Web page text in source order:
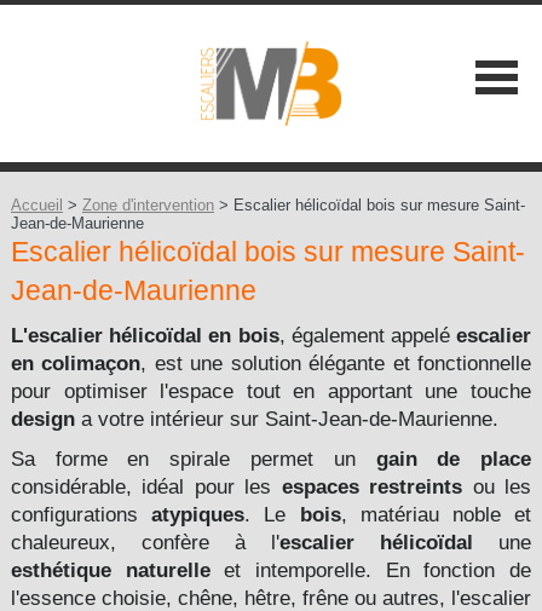
NOS ATOUTS
NOS GAMMES
Les Classiques +
Les Contemporains +
Les Balustrades +
Les Extérieures
Les Design +
CONTACT
Accueil > Zone d'intervention> Escalier hélicoïdal bois sur mesure Saint-
Jean-de-Maurienne
Escalier hélicoïdal bois sur mesure Saint-
Jean-de-Maurienne
L'escalier hélicoïdal en bois, également appeléescalier
en colimaçon, est une solution élégante et fonctionnelle
pour optimiser l'espace tout en apportant une touche
design a votre intérieur sur Saint-Jean-de-Maurienne.
Sa forme en spirale permet un gain de place
considérable, idéal pour les espaces restreints ou les
configurationsatypiques. Le bois, matériau noble et
chaleureux, confère à l'escalier hélicoïdal une
esthétique naturelleet intemporelle. En fonction de
l'essence choisie, chêne, hêtre, frêne ou autres, l'escalier